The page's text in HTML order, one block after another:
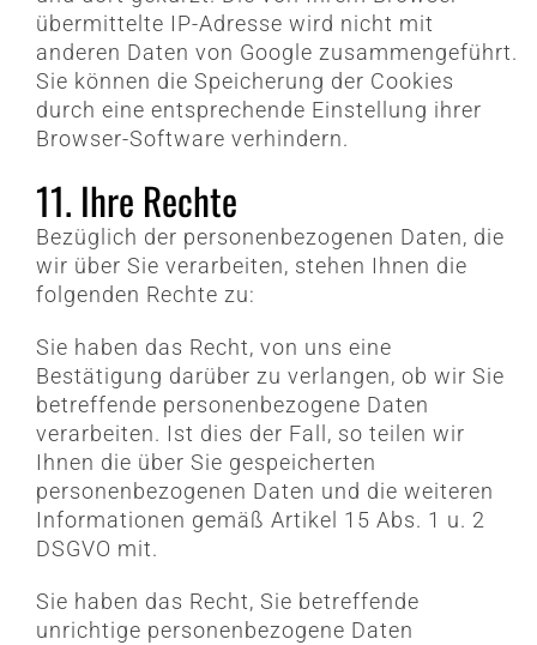
übermittelte IP-Adresse wird nicht mit
anderen Daten von Google zusammengeführt.
Sie können die Speicherung der Cookies
durch eine entsprechende Einstellung ihrer
Browser-Software verhindern.
11. Ihre Rechte
Bezüglich der personenbezogenen Daten, die
wir über Sie verarbeiten, stehen Ihnen die
folgenden Rechte zu:
Sie haben das Recht, von uns eine
Bestätigung darüber zu verlangen, ob wir Sie
betreffende personenbezogene Daten
verarbeiten. Ist dies der Fall, so teilen wir
Ihnen die über Sie gespeicherten
personenbezogenen Daten und die weiteren
Informationen gemäß Artikel 15 Abs. 1 u. 2
DSGVO mit.
Sie haben das Recht, Sie betreffende
unrichtige personenbezogene Daten